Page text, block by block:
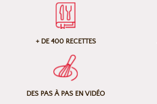
+ DE 400 RECETTES
DES PAS À PAS EN VIDÉO